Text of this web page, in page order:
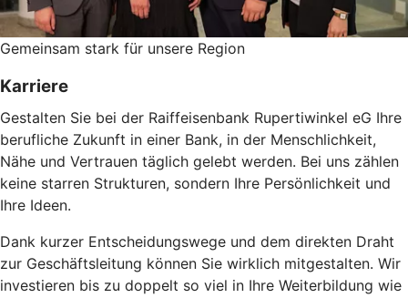
Gemeinsam stark für unsere Region
Karriere
Gestalten Sie bei der Raiffeisenbank Rupertiwinkel eG Ihre
berufliche Zukunft in einer Bank, in der Menschlichkeit,
Nähe und Vertrauen täglich gelebt werden. Bei uns zählen
keine starren Strukturen, sondern Ihre Persönlichkeit und
Ihre Ideen.
Dank kurzer Entscheidungswege und dem direkten Draht
zur Geschäftsleitung können Sie wirklich mitgestalten. Wir
investieren bis zu doppelt so viel in Ihre Weiterbildung wie